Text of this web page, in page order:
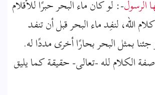
الرسول-: لو كان ماء البحر حبرًا للأقلام
الله، لنفِد ماء البحر قبل أن تنفد
بمثل البحر بحارًا أخرى مددًا له.
صفة الكلام لله -تعالى- حقيقة كما يليق